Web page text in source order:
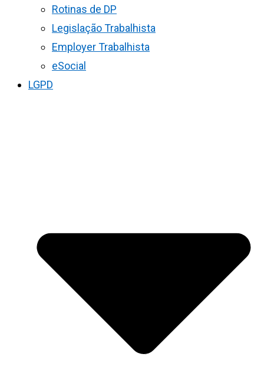
Rotinas de DP
Legislação Trabalhista
Employer Trabalhista
eSocial
LGPD